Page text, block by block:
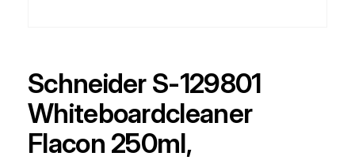
Schneider S-129801
Whiteboardcleaner
Flacon 250ml,